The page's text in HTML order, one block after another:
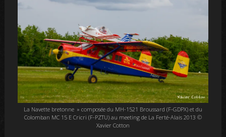
La Navette bretonne » composée du MH-1521 Broussard (F-GDPX) et du
Colomban MC 15 E Cricri (F-PZTU) au meeting de La Ferté-Alais 2013 ©
Xavier Cotton